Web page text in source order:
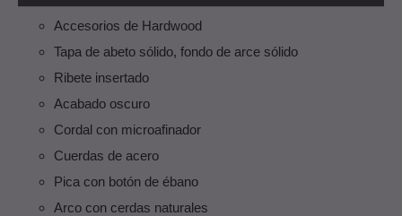
Accesorios de Hardwood
Tapa de abeto sólido, fondo de arce sólido
Ribete insertado
Acabado oscuro
Cordal con microafinador
Cuerdas de acero
Pica con botón de ébano
Arco con cerdas naturales